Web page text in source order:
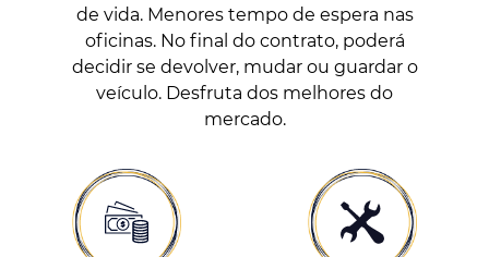
de vida. Menores tempo de espera nas
oficinas. No final do contrato, poderá
decidir se devolver, mudar ou guardar o
veículo. Desfruta dos melhores do
mercado.